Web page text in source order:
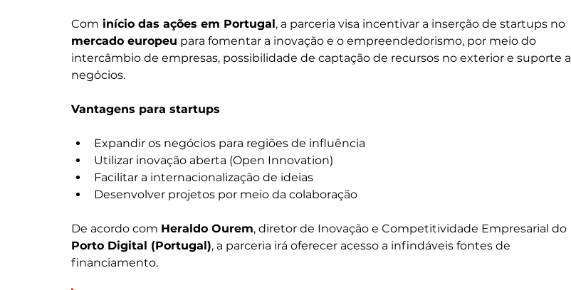
Com início das ações em Portugal, a parceria visa incentivar a inserção de startups no
mercado europeu para fomentar a inovação e o empreendedorismo, por meio do
intercâmbio de empresas, possibilidade de captação de recursos no exterior e suporte a
negócios.
Vantagens para startups
Expandir os negócios para regiões de influência
Utilizar inovação aberta (Open Innovation)
Facilitar a internacionalização de ideias
Desenvolver projetos por meio da colaboração
De acordo com Heraldo Ourem, diretor de Inovação e Competitividade Empresarial do
Porto Digital (Portugal), a parceria irá oferecer acesso a infindáveis fontes de
financiamento.